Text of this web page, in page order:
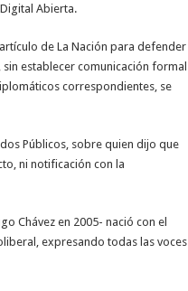
Abierta.
de La Nación para defender
establecer comunicación formal
correspondientes, se
Públicos, sobre quien dijo que
ni notificación con la
Chávez en 2005- nació con el
expresando todas las voces